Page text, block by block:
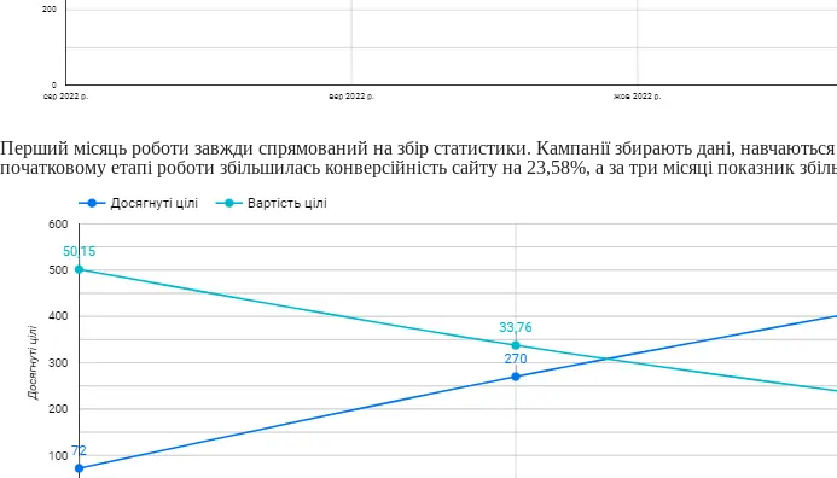
Перший місяць роботи завжди спрямований на збір статистики. Кампанії збирають дані,
початковому етапі роботи збільшилась конверсійність сайту на 23,58%, а за три місяці показник